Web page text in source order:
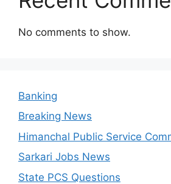
No comments to show.
Banking
Breaking News
Himanchal Public Service
Sarkari Jobs News
State PCS Questions